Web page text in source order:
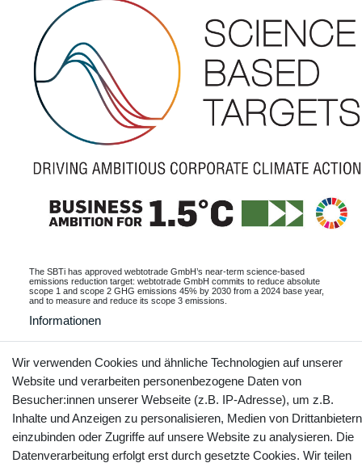
The SBTi has approved webtotrade GmbH’s near-term science-based
emissions reduction target: webtotrade GmbH commits to reduce absolute
scope 1 and scope 2 GHG emissions 45% by 2030 from a 2024 base year,
and to measure and reduce its scope 3 emissions.
Informationen
Vertrag widerrufen Kontakt
YouTube Facebook Instagram
Wir verwenden Cookies und ähnliche Technologien auf unserer
Website und verarbeiten personenbezogene Daten von
Besucher:innen unserer Webseite (z.B. IP-Adresse), um z.B.
Inhalte und Anzeigen zu personalisieren, Medien von Drittanbietern
einzubinden oder Zugriffe auf unsere Website zu analysieren. Die
Datenverarbeitung erfolgt erst durch gesetzte Cookies. Wir teilen